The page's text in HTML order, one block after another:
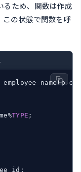
るため、関数は作成
この状態で関数を呼
TYPE